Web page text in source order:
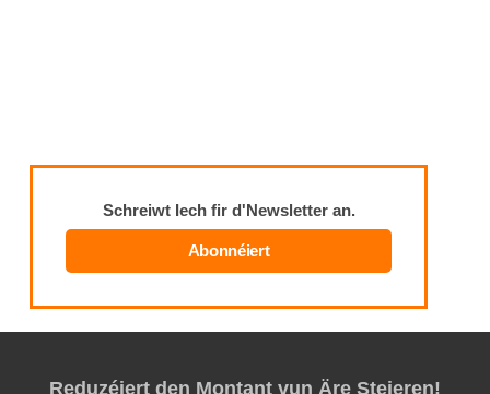
Schreiwt Iech fir d'Newsletter an.
Abonnéiert
Reduzéiert den Montant vun Äre Steieren!